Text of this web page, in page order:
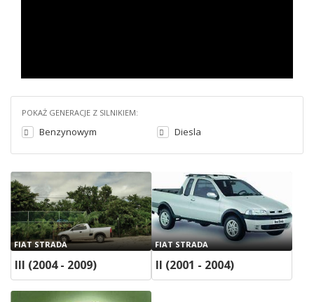
POKAŻ GENERACJE Z SILNIKIEM:
Benzynowym Diesla
FIAT STRADA
III (2004 - 2009)
FIAT STRADA
II (2001 - 2004)